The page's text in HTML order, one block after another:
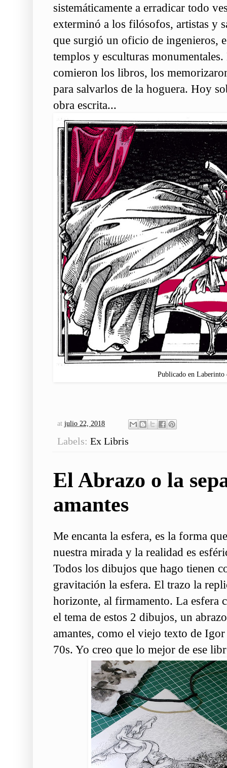
sistemáticamente a erradicar todo
exterminó a los filósofos, artistas y
que surgió un oficio de ingenieros,
templos y esculturas
comieron los libros, los
para salvarlos de la hoguera. Hoy
obra escrita...
Publicado en
at julio 22, 2018
Labels: Ex Libris
El Abrazo o la
amantes
Me encanta la esfera, es la forma
nuestra mirada y la realidad es
Todos los dibujos que hago tienen
gravitación la esfera. El trazo la
horizonte, al firmamento. La esfera
el tema de estos 2 dibujos, un
amantes, como el viejo texto de
70s. Yo creo que lo mejor de ese